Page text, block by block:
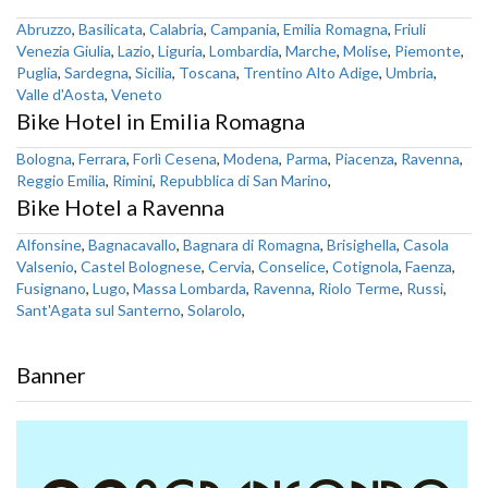
Abruzzo, Basilicata, Calabria, Campania, Emilia Romagna, Friuli
Venezia Giulia, Lazio, Liguria, Lombardia, Marche, Molise, Piemonte,
Puglia, Sardegna, Sicilia, Toscana, Trentino Alto Adige, Umbria,
Valle d'Aosta, Veneto
Bike Hotel in Emilia Romagna
Bologna, Ferrara, Forlì Cesena, Modena, Parma, Piacenza, Ravenna,
Reggio Emilia, Rimini, Repubblica di San Marino,
Bike Hotel a Ravenna
Alfonsine, Bagnacavallo, Bagnara di Romagna, Brisighella, Casola
Valsenio, Castel Bolognese, Cervia, Conselice, Cotignola, Faenza,
Fusignano, Lugo, Massa Lombarda, Ravenna, Riolo Terme, Russi,
Sant'Agata sul Santerno, Solarolo,
Banner